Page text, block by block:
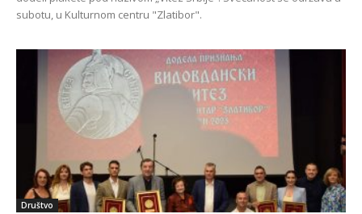
subotu, u Kulturnom centru "Zlatibor".
Društvo